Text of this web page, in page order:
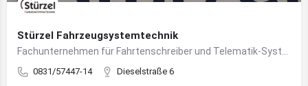
Stürzel Fahrzeugsystemtechnik
0831/57447-14 Dieselstraße 6